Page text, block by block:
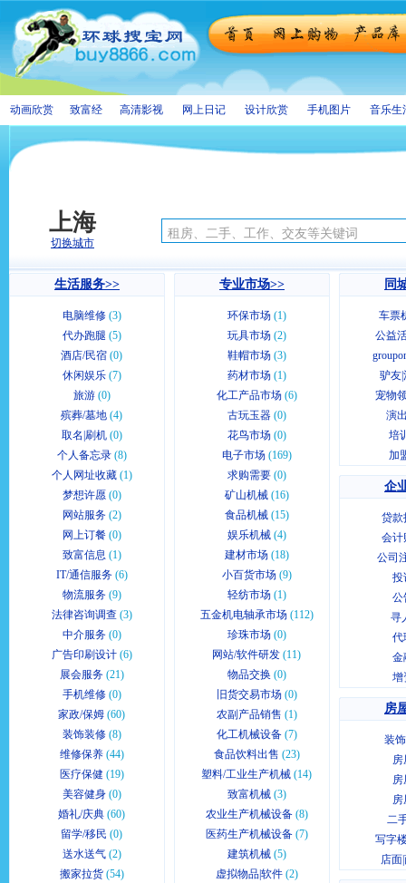
动画欣赏 致富经 高清影视 网上日记 设计欣赏 手机图片 音乐生
上海
切换城市
生活服务>>
电脑维修 (3)
代办跑腿 (5)
酒店/民宿 (0)
休闲娱乐 (7)
旅游 (0)
殡葬/墓地 (4)
取名|刷机 (0)
个人备忘录 (8)
个人网址收藏 (1)
梦想许愿 (0)
网站服务 (2)
网上订餐 (0)
致富信息 (1)
IT/通信服务 (6)
物流服务 (9)
法律咨询调查 (3)
中介服务 (0)
广告印刷设计 (6)
展会服务 (21)
手机维修 (0)
家政/保姆 (60)
装饰装修 (8)
维修保养 (44)
医疗保健 (19)
美容健身 (0)
婚礼/庆典 (60)
留学/移民 (0)
送水送气 (2)
搬家拉货 (54)
专业市场>>
环保市场 (1)
玩具市场 (2)
鞋帽市场 (3)
药材市场 (1)
化工产品市场 (6)
古玩玉器 (0)
花鸟市场 (0)
电子市场 (169)
求购需要 (0)
矿山机械 (16)
食品机械 (15)
娱乐机械 (4)
建材市场 (18)
小百货市场 (9)
轻纺市场 (1)
五金机电轴承市场 (112)
珍珠市场 (0)
网站/软件研发 (11)
物品交换 (0)
旧货交易市场 (0)
农副产品销售 (1)
化工机械设备 (7)
食品饮料出售 (23)
塑料/工业生产机械 (14)
致富机械 (3)
农业生产机械设备 (8)
医药生产机械设备 (7)
建筑机械 (5)
虚拟物品|软件 (2)
同
车票
公益
驴友|
宠物
演
培
加
企
贷款
会计
公司
投
公
寻
代
金
增
房
装
房
房
房
二
写字
店面